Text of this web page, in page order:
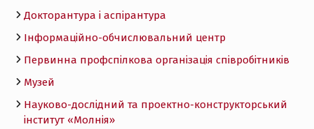
Докторантура і аспірантура
Інформаційно-обчислювальний центр
Первинна профспілкова організація співробітників
Музей
Науково-дослідний та проектно-конструкторський
інститут «Молнія»